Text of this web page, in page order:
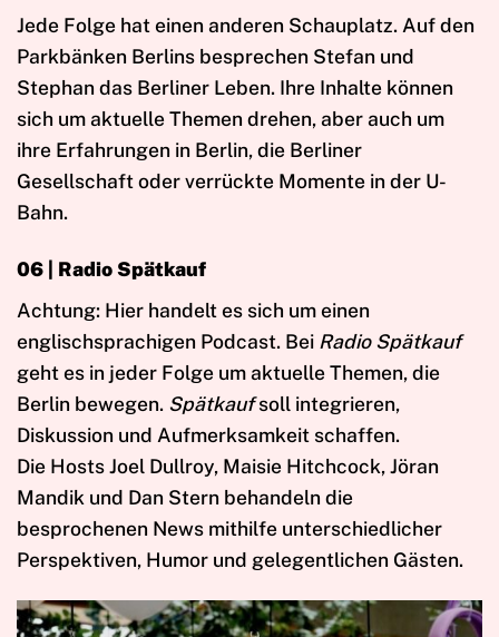
Jede Folge hat einen anderen Schauplatz. Auf den
Parkbänken Berlins besprechen Stefan und
Stephan das Berliner Leben. Ihre Inhalte können
sich um aktuelle Themen drehen, aber auch um
ihre Erfahrungen in Berlin, die Berliner
Gesellschaft oder verrückte Momente in der U-
Bahn.
06 | Radio Spätkauf
Achtung: Hier handelt es sich um einen
englischsprachigen Podcast. Bei Radio Spätkauf
geht es in jeder Folge um aktuelle Themen, die
Berlin bewegen. Spätkaufsoll integrieren,
Diskussion und Aufmerksamkeit schaffen.
Die Hosts Joel Dullroy, Maisie Hitchcock, Jöran
Mandik und Dan Stern behandeln die
besprochenen News mithilfe unterschiedlicher
Perspektiven, Humor und gelegentlichen Gästen.